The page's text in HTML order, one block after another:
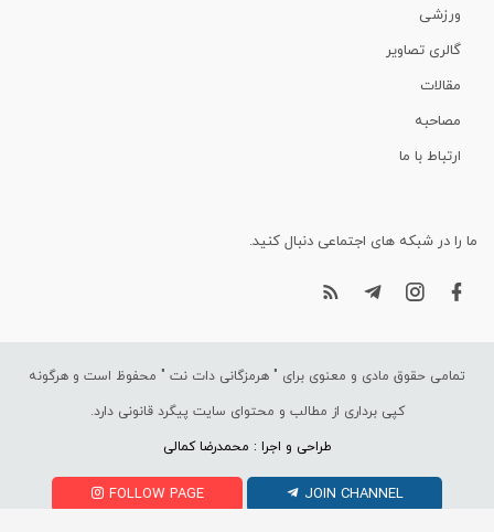
ورزشی
گالری تصاویر
مقالات
مصاحبه
ارتباط با ما
ما را در شبکه های اجتماعی دنبال کنید.
تمامی حقوق مادی و معنوی برای " هرمزگانی دات نت " محفوظ است و هرگونه
کپی برداری از مطالب و محتوای سایت پیگرد قانونی دارد.
طراحی و اجرا : محمدرضا کمالی
FOLLOW PAGE JOIN CHANNEL